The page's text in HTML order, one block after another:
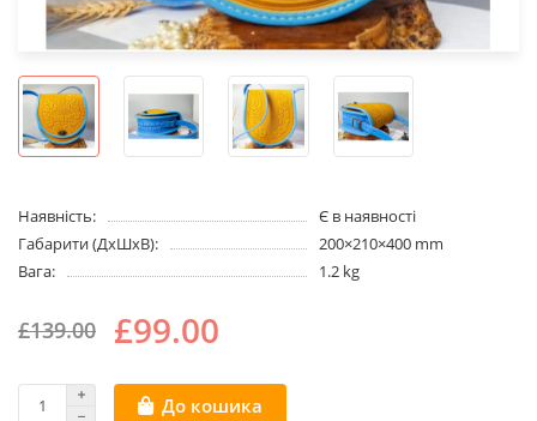
Наявність:
Є в наявності
Габарити (ДхШхВ):
200×210×400 mm
Вага:
1.2 kg
£139.00 £99.00
До кошика